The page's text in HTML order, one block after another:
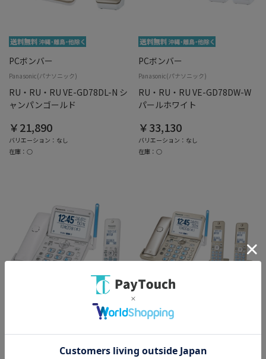
PCボンバー
Panasonic(パナソニック)
RU・RU・RU VE-GD78DL-N シ
ャンパンゴールド
￥21,890
バリエーション：なし
在庫：○
PCボンバー
Panasonic(パナソニック)
RU・RU・RU VE-GD78DW-W
パールホワイト
￥33,130
バリエーション：なし
在庫：○
PCボンバー
Panasonic(パナソニック)
PCボンバー
Panasonic(パナソニック)